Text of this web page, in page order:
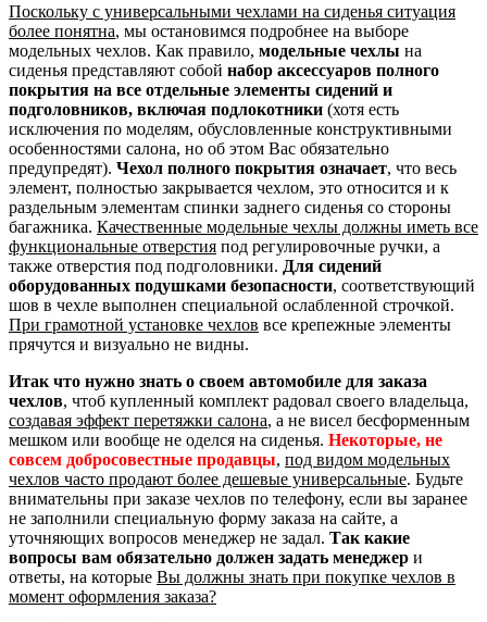
Поскольку с универсальными чехлами на сиденья ситуация
более понятна, мы остановимся подробнее на выборе
модельных чехлов. Как правило, модельные чехлы на
сиденья представляют собой набор аксессуаров полного
покрытия на все отдельные элементы сидений и
подголовников, включая подлокотники (хотя есть
исключения по моделям, обусловленные конструктивными
особенностями салона, но об этом Вас обязательно
предупредят). Чехол полного покрытия означает, что весь
элемент, полностью закрывается чехлом, это относится и к
раздельным элементам спинки заднего сиденья со стороны
багажника. Качественные модельные чехлы должны иметь все
функциональные отверстия под регулировочные ручки, а
также отверстия под подголовники. Для сидений
оборудованных подушками безопасности, соответствующий
шов в чехле выполнен специальной ослабленной строчкой.
При грамотной установке чехлов все крепежные элементы
прячутся и визуально не видны.
Итак что нужно знать о своем автомобиле для заказа
чехлов, чтоб купленный комплект радовал своего владельца,
создавая эффект перетяжки салона, а не висел бесформенным
мешком или вообще не оделся на сиденья. Некоторые, не
совсем добросовестные продавцы, под видом модельных
чехлов часто продают более дешевые универсальные. Будьте
внимательны при заказе чехлов по телефону, если вы заранее
не заполнили специальную форму заказа на сайте, а
уточняющих вопросов менеджер не задал. Так какие
вопросы вам обязательно должен задать менеджер и
ответы, на которые Вы должны знать при покупке чехлов в
момент оформления заказа?